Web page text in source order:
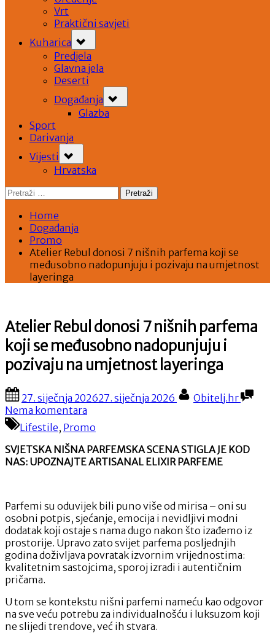
Vrt
Praktični savjeti
Kuharica
sub-
menu
Predjela
Glavna jela
Deserti
Događanja
sub-
menu
Glazba
Sport
Darivanja
Vijesti
sub-
menu
Hrvatska
Pretraži:
Home
Događanja
Promo
Atelier Rebul donosi 7 nišnih parfema koji se
međusobno nadopunjuju i pozivaju na umjetnost
layeringa
Atelier Rebul donosi 7 nišnih parfema
koji se međusobno nadopunjuju i
pozivaju na umjetnost layeringa
Posted
on
27. siječnja 202627. siječnja 2026 By
Obitelj.hr
Nema komentara
Rebul
donosi
7
se
međusobno
nadopunjuju
i
pozivaju
na
Lifestile, Promo
SVJETSKA NIŠNA PARFEMSKA SCENA STIGLA JE KOD
NAS: UPOZNAJTE ARTISANAL ELIXIR PARFEME
Parfemi su oduvijek bili puno više od mirisa – oni su
osobni potpis, sjećanje, emocija i nevidljivi modni
dodatak koji ostaje s nama dugo nakon što izađemo iz
prostorije. Upravo zato svijet parfema posljednjih
godina doživljava povratak izvornim vrijednostima:
kvalitetnim sastojcima, sporoj izradi i autentičnim
pričama.
U tom se kontekstu nišni parfemi nameću kao odgovor
na sve veću potrebu za individualnošću i luksuzom koji
ne slijedi trendove, već ih stvara.